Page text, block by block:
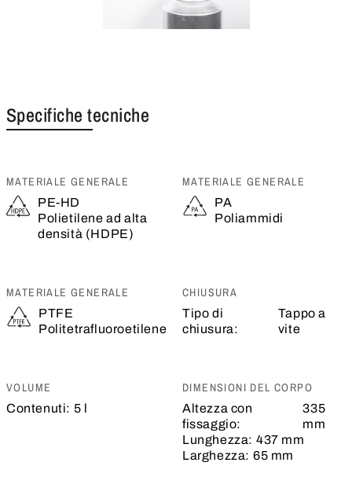
Specifiche tecniche
MATERIALE GENERALE
PE-HD
Polietilene ad alta
densità (HDPE)
MATERIALE GENERALE
PA
Poliammidi
MATERIALE GENERALE
PTFE
Politetrafluoroetilene
CHIUSURA
Tipo di
chiusura:
Tappo a
vite
VOLUME
Contenuti: 5 l
DIMENSIONI DEL CORPO
Altezza con
fissaggio:
335
mm
Lunghezza: 437 mm
Larghezza: 65 mm